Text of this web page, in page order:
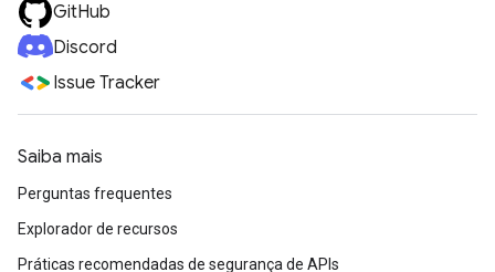
GitHub
Discord
Issue Tracker
Saiba mais
Perguntas frequentes
Explorador de recursos
Práticas recomendadas de segurança de APIs